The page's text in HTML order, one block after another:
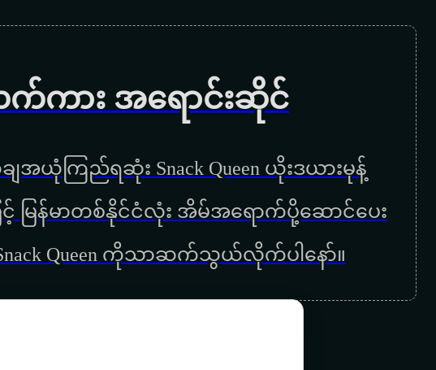
ကား အရောင်းဆိုင်
အယုံကြည်ရဆုံး Snack Queen ယိုးဒယားမုန့်
ြင့် မြန်မာတစ်နိုင်ငံလုံး အိမ်အရောက်ပို့ဆောင်ပေး
Queen ကိုသာဆက်သွယ်လိုက်ပါနော်။